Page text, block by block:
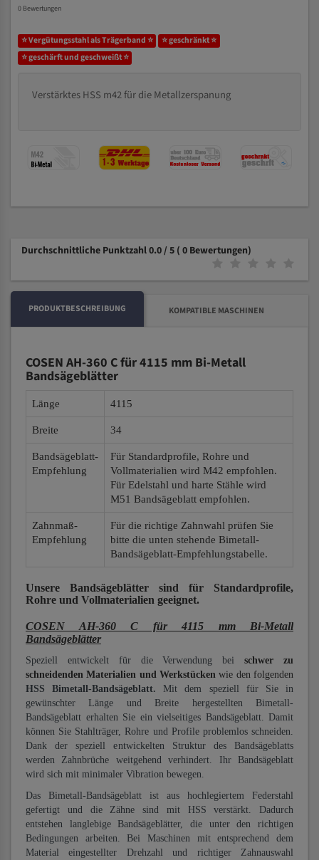
0 Bewertungen
⭐ Vergütungsstahl als Trägerband ⭐
⭐ geschränkt ⭐
⭐ geschärft und geschweißt ⭐
Verstärktes HSS m42 für die Metallzerspanung
Durchschnittliche Punktzahl 0.0 / 5 ( 0 Bewertungen)
PRODUKTBESCHREIBUNG KOMPATIBLE MASCHINEN
COSEN AH-360 C für 4115 mm Bi-Metall
Bandsägeblätter
Länge 4115
Breite 34
Bandsägeblatt-
Empfehlung
Für Standardprofile, Rohre und
Vollmaterialien wird M42 empfohlen.
Für Edelstahl und harte Stähle wird
M51 Bandsägeblatt empfohlen.
Zahnmaß-
Empfehlung
Für die richtige Zahnwahl prüfen Sie
bitte die unten stehende Bimetall-
Bandsägeblatt-Empfehlungstabelle.
Unsere Bandsägeblätter sind für Standardprofile,
Rohre und Vollmaterialien geeignet.
COSEN AH-360 C für 4115 mm Bi-Metall
Bandsägeblätter
Speziell entwickelt für die Verwendung beischwer zu
schneidenden Materialien und Werkstücken wie den folgenden
HSS Bimetall-Bandsägeblatt. Mit dem speziell für Sie in
gewünschter Länge und Breite hergestellten Bimetall-
Bandsägeblatt erhalten Sie ein vielseitiges Bandsägeblatt. Damit
können Sie Stahlträger, Rohre und Profile problemlos schneiden.
Dank der speziell entwickelten Struktur des Bandsägeblatts
werden Zahnbrüche weitgehend verhindert. Ihr Bandsägeblatt
wird sich mit minimaler Vibration bewegen.
Das Bimetall-Bandsägeblatt ist aus hochlegiertem Federstahl
gefertigt und die Zähne sind mit HSS verstärkt. Dadurch
entstehen langlebige Bandsägeblätter, die unter den richtigen
Bedingungen arbeiten. Bei Maschinen mit entsprechend dem
Material eingestellter Drehzahl und richtiger Zahnauswahl